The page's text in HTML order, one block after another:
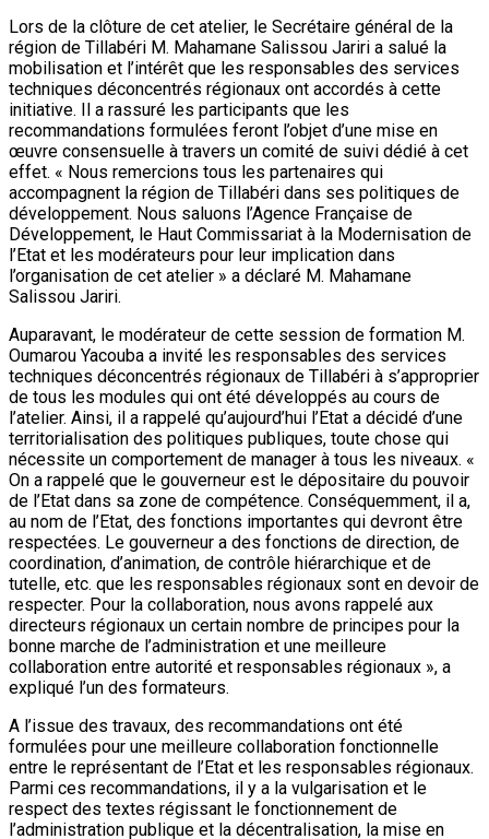
Lors de la clôture de cet atelier, le Secrétaire général de la
région de Tillabéri M. Mahamane Salissou Jariri a salué la
mobilisation et l’intérêt que les responsables des services
techniques déconcentrés régionaux ont accordés à cette
initiative. Il a rassuré les participants que les
recommandations formulées feront l’objet d’une mise en
œuvre consensuelle à travers un comité de suivi dédié à cet
effet. « Nous remercions tous les partenaires qui
accompagnent la région de Tillabéri dans ses politiques de
développement. Nous saluons l’Agence Française de
Développement, le Haut Commissariat à la Modernisation de
l’Etat et les modérateurs pour leur implication dans
l’organisation de cet atelier » a déclaré M. Mahamane
Salissou Jariri.
Auparavant, le modérateur de cette session de formation M.
Oumarou Yacouba a invité les responsables des services
techniques déconcentrés régionaux de Tillabéri à s’approprier
de tous les modules qui ont été développés au cours de
l’atelier. Ainsi, il a rappelé qu’aujourd’hui l’Etat a décidé d’une
territorialisation des politiques publiques, toute chose qui
nécessite un comportement de manager à tous les niveaux. «
On a rappelé que le gouverneur est le dépositaire du pouvoir
de l’Etat dans sa zone de compétence. Conséquemment, il a,
au nom de l’Etat, des fonctions importantes qui devront être
respectées. Le gouverneur a des fonctions de direction, de
coordination, d’animation, de contrôle hiérarchique et de
tutelle, etc. que les responsables régionaux sont en devoir de
respecter. Pour la collaboration, nous avons rappelé aux
directeurs régionaux un certain nombre de principes pour la
bonne marche de l’administration et une meilleure
collaboration entre autorité et responsables régionaux », a
expliqué l’un des formateurs.
A l’issue des travaux, des recommandations ont été
formulées pour une meilleure collaboration fonctionnelle
entre le représentant de l’Etat et les responsables régionaux.
Parmi ces recommandations, il y a la vulgarisation et le
respect des textes régissant le fonctionnement de
l’administration publique et la décentralisation, la mise en